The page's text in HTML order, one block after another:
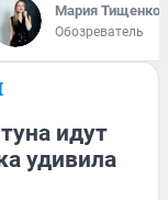
Мария Тищенко
Обозреватель
идут
удивила